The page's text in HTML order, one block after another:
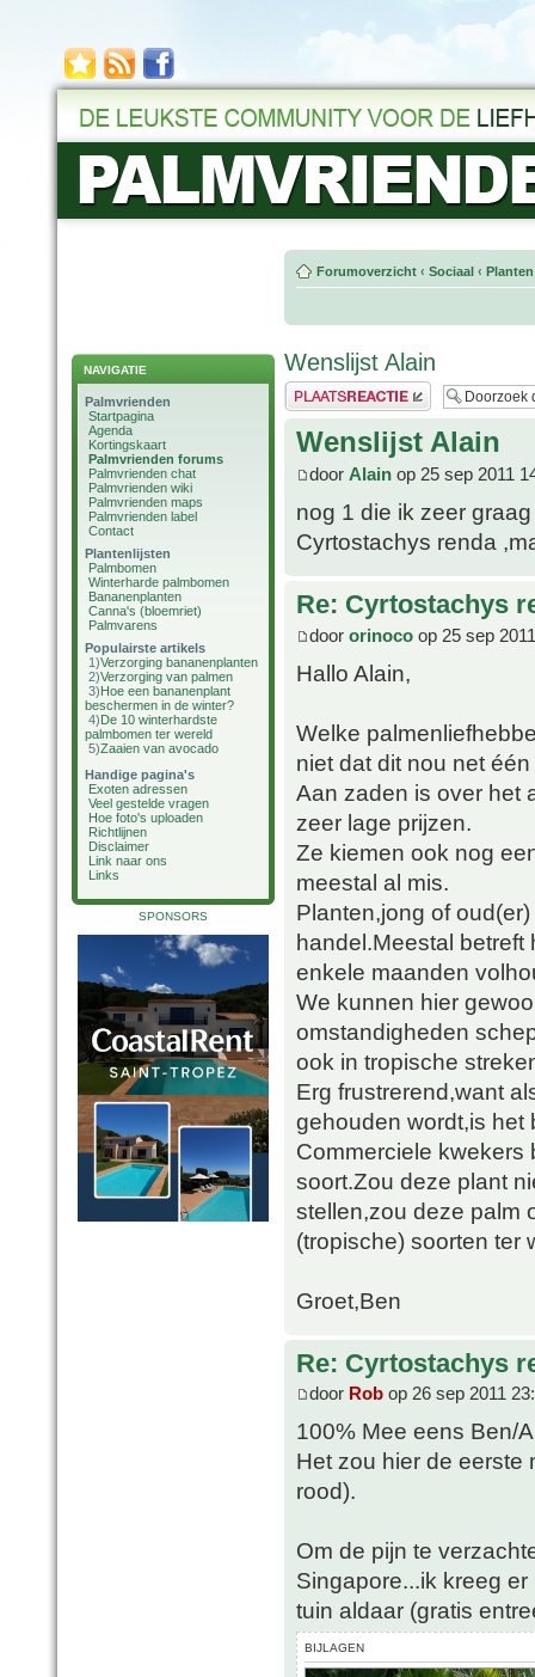
NAVIGATIE
Palmvrienden
Startpagina
Agenda
Kortingskaart
Palmvrienden forums
Palmvrienden chat
Palmvrienden wiki
Palmvrienden maps
Palmvrienden label
Contact
Plantenlijsten
Palmbomen
Winterharde palmbomen
Bananenplanten
Canna's (bloemriet)
Palmvarens
Populairste artikels
1)Verzorging bananenplanten
2)Verzorging van palmen
3)Hoe een bananenplant
beschermen in de winter?
4)De 10 winterhardste
palmbomen ter wereld
5)Zaaien van avocado
Handige pagina's
Exoten adressen
Veel gestelde vragen
Hoe foto's uploaden
Richtlijnen
Disclaimer
Link naar ons
Links
SPONSORS
Forumoverzicht ‹ Sociaal ‹
Wenslijst Alain
Plaats een reactie
Wenslijst Alain
door Alain op 25 sep 2011
nog 1 die ik zeer
Cyrtostachys renda
Re: Cyrtostachys
door orinoco op 25 sep
Hallo Alain,
Welke
niet dat dit nou net
Aan zaden is over het
zeer lage prijzen.
Ze kiemen ook nog
meestal al mis.
Planten,jong of
handel.Meestal
enkele maanden
We kunnen hier
omstandigheden
ook in tropische
Erg frustrerend,want
gehouden wordt,is het
Commerciele
soort.Zou deze plant
stellen,zou deze palm
(tropische) soorten ter
Groet,Ben
Re: Cyrtostachys
door Rob op 26 sep 2011
100% Mee eens Ben/
Het zou hier de eerste
rood).
Om de pijn te
Singapore...ik kreeg
tuin aldaar (gratis
BIJLAGEN